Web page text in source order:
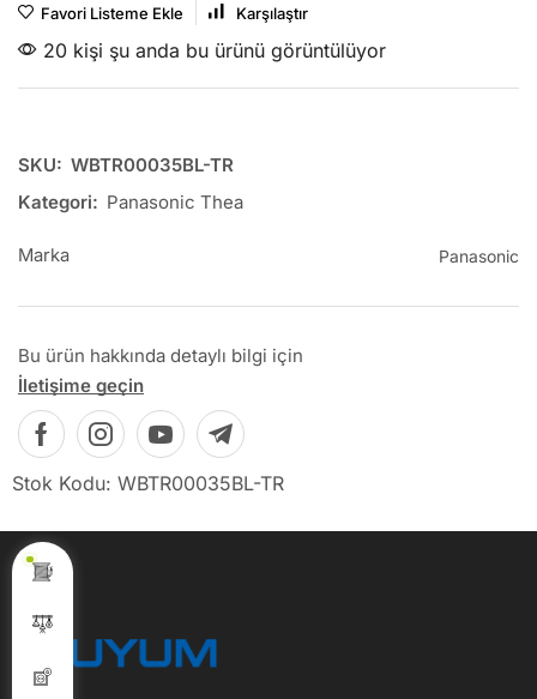
Favori Listeme Ekle Karşılaştır
20 kişi şu anda bu ürünü görüntülüyor
SKU: WBTR00035BL-TR
Kategori: Panasonic Thea
Marka Panasonic
Bu ürün hakkında detaylı bilgi için
İletişime geçin
Stok Kodu: WBTR00035BL-TR